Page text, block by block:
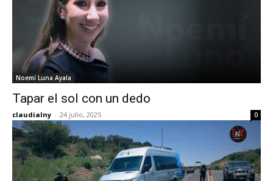
Noemí Luna Ayala
Tapar el sol con un dedo
claudialny - 24 julio, 2025 0